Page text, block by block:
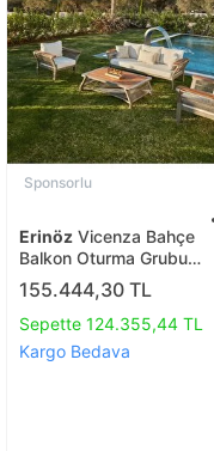
Sponsorlu
Erinöz Vicenza Bahçe
Balkon Oturma Grubu
3+1+1+sehpa -
155.444,30 TL
Sepette 124.355,44 TL
Kargo Bedava